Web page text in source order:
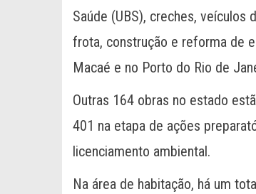
Saúde (UBS), creches, veículos
frota, construção e reforma de
Macaé e no Porto do Rio de
Outras 164 obras no estado
401 na etapa de ações
licenciamento ambiental.
Na área de habitação, há um